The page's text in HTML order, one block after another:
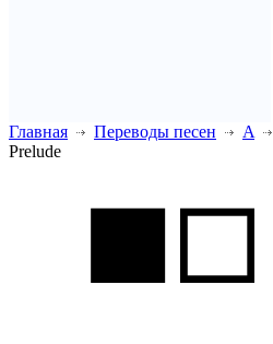
Главная Переводы песен A
Prelude